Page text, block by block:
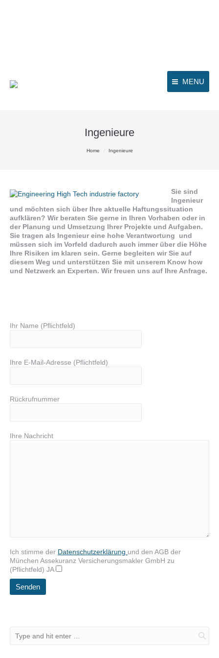
MENU
Ingenieure
Home Ingenieure
Sie sind
Ingenieur
und möchten sich über Ihre aktuelle Haftungssituation
aufklären? Wir beraten Sie gerne in Ihren Vorhaben oder in
der Planung und Umsetzung Ihrer Projekte und Aufgaben.
Sie tragen als Ingenieur eine hohe Verantwortung und
müssen sich im Vorfeld dadurch auch immer über die Höhe
Ihre Risiken im klaren sein. Gerne begleiten wir Sie auf
diesem Weg und unterstützen Sie mit unserem Know how
und Netzwerk an Experten. Wir freuen uns auf Ihre Anfrage.
Ihr Name (Pflichtfeld)
Ihre E-Mail-Adresse (Pflichtfeld)
Rückrufnummer
Ihre Nachricht
Ich stimme der Datenschutzerklärung und den AGB der
München Assekuranz Versicherungsmakler GmbH zu
(Pflichtfeld) JA